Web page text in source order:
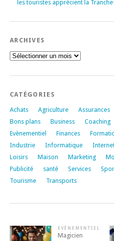
les touristes apprécient la
ARCHIVES
Archives
CATÉGORIES
Achats Agriculture Assurances
Bons plans
Business Coaching
Evènementiel
Finances
Industrie
Informatique
Loisirs
Maison Marketing
Publicité
santé Services
Tourisme
Transports
EVÈNEMENTIEL
Magicien